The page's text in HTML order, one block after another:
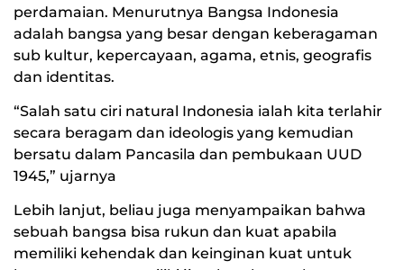
perdamaian. Menurutnya Bangsa Indonesia
adalah bangsa yang besar dengan keberagaman
sub kultur, kepercayaan, agama, etnis, geografis
dan identitas.
“Salah satu ciri natural Indonesia ialah kita terlahir
secara beragam dan ideologis yang kemudian
bersatu dalam Pancasila dan pembukaan UUD
1945,” ujarnya
Lebih lanjut, beliau juga menyampaikan bahwa
sebuah bangsa bisa rukun dan kuat apabila
memiliki kehendak dan keinginan kuat untuk